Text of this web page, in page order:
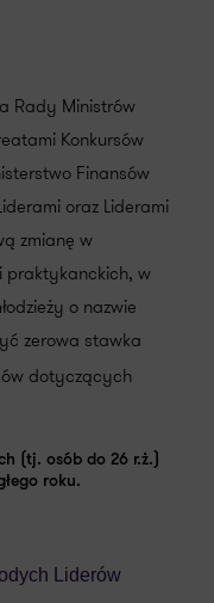
Rady Ministrów
Konkursów
Finansów
oraz Liderami
zmianę w
praktykanckich, w
o nazwie
zerowa stawka
dotyczących
(tj. osób do 26 r.ż.)
roku.
Liderów